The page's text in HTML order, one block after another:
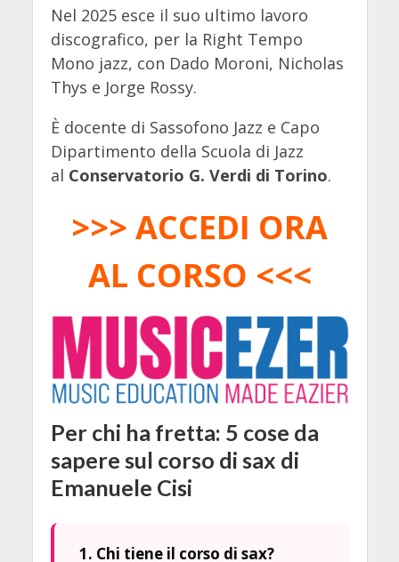
Nel 2025 esce il suo ultimo lavoro
discografico, per la Right Tempo
Mono jazz, con Dado Moroni, Nicholas
Thys e Jorge Rossy.
È docente di Sassofono Jazz e Capo
Dipartimento della Scuola di Jazz
al Conservatorio G. Verdi di Torino.
>>> ACCEDI ORA
AL CORSO <<<
Per chi ha fretta: 5 cose da
sapere sul corso di sax di
Emanuele Cisi
1. Chi tiene il corso di sax?